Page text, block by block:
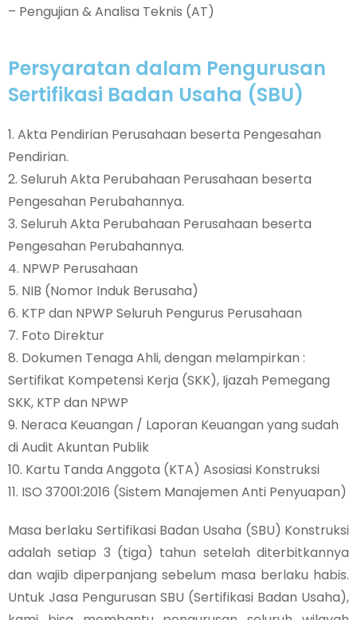
– Pengujian & Analisa Teknis (AT)
Persyaratan dalam Pengurusan
Sertifikasi Badan Usaha (SBU)
1. Akta Pendirian Perusahaan beserta Pengesahan
Pendirian.
2. Seluruh Akta Perubahaan Perusahaan beserta
Pengesahan Perubahannya.
3. Seluruh Akta Perubahaan Perusahaan beserta
Pengesahan Perubahannya.
4. NPWP Perusahaan
5. NIB (Nomor Induk Berusaha)
6. KTP dan NPWP Seluruh Pengurus Perusahaan
7. Foto Direktur
8. Dokumen Tenaga Ahli, dengan melampirkan :
Sertifikat Kompetensi Kerja (SKK), Ijazah Pemegang
SKK, KTP dan NPWP
9. Neraca Keuangan / Laporan Keuangan yang sudah
di Audit Akuntan Publik
10. Kartu Tanda Anggota (KTA) Asosiasi Konstruksi
11. ISO 37001:2016 (Sistem Manajemen Anti Penyuapan)
Masa berlaku Sertifikasi Badan Usaha (SBU) Konstruksi
adalah setiap 3 (tiga) tahun setelah diterbitkannya
dan wajib diperpanjang sebelum masa berlaku habis.
Untuk Jasa Pengurusan SBU (Sertifikasi Badan Usaha),